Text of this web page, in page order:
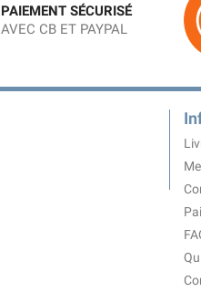
PAIEMENT SÉCURISÉ
AVEC CB ET PAYPAL